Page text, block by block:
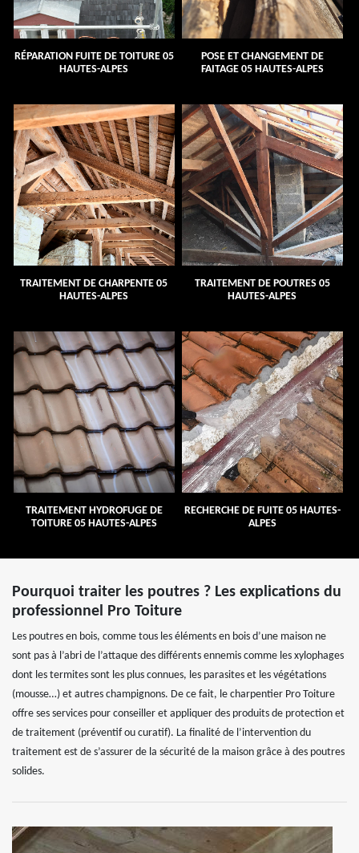
RÉPARATION FUITE DE TOITURE 05
HAUTES-ALPES
POSE ET CHANGEMENT DE
FAITAGE 05 HAUTES-ALPES
TRAITEMENT DE CHARPENTE 05
HAUTES-ALPES
TRAITEMENT DE POUTRES 05
HAUTES-ALPES
TRAITEMENT HYDROFUGE DE
TOITURE 05 HAUTES-ALPES
RECHERCHE DE FUITE 05 HAUTES-
ALPES
Pourquoi traiter les poutres ? Les explications du
professionnel Pro Toiture
Les poutres en bois, comme tous les éléments en bois d’une maison ne
sont pas à l’abri de l’attaque des différents ennemis comme les xylophages
dont les termites sont les plus connues, les parasites et les végétations
(mousse…) et autres champignons. De ce fait, le charpentier Pro Toiture
offre ses services pour conseiller et appliquer des produits de protection et
de traitement (préventif ou curatif). La finalité de l’intervention du
traitement est de s’assurer de la sécurité de la maison grâce à des poutres
solides.